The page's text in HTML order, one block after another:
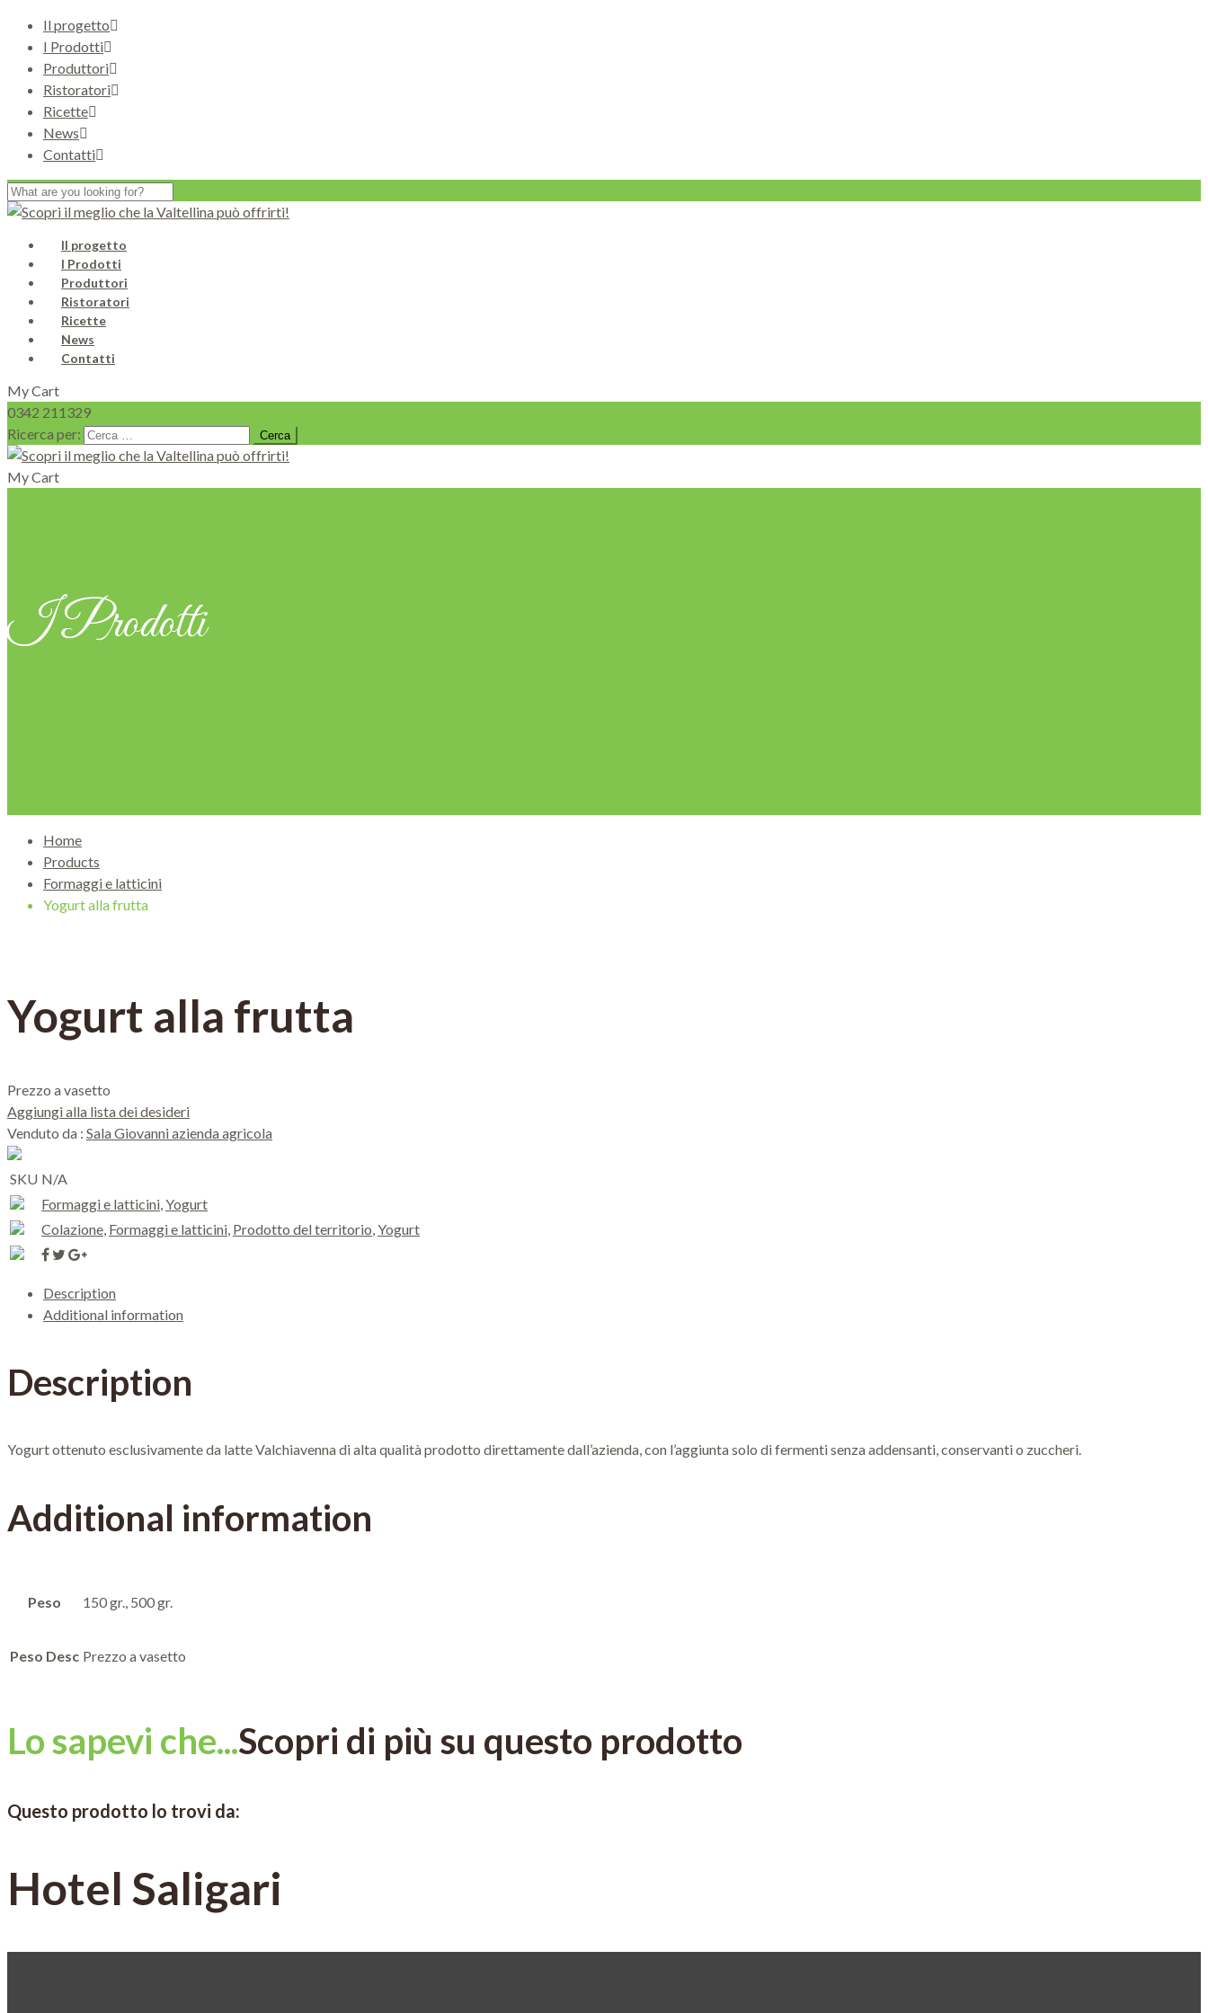
Il progetto
I Prodotti
Produttori
Ristoratori
Ricette
News
Contatti
Il progetto
I Prodotti
Produttori
Ristoratori
Ricette
News
Contatti
My Cart
0342 211329
Ricerca per:
My Cart
I Prodotti
Home
Products
Formaggi e latticini
Yogurt alla frutta
Yogurt alla frutta
Prezzo a vasetto
Aggiungi alla lista dei desideri
Venduto da : Sala Giovanni azienda agricola
SKU N/A
Formaggi e latticini,Yogurt
Colazione, Formaggi e latticini, Prodotto del territorio,Yogurt
Description
Additional information
Description
Yogurt ottenuto esclusivamente da latte Valchiavenna di alta qualità prodotto direttamente dall’azienda, con l’aggiunta solo di fermenti senza addensanti, conservanti o zuccheri.
Additional information
Peso 150 gr., 500 gr.
Peso Desc Prezzo a vasetto
Lo sapevi che...Scopri di più su questo prodotto
Questo prodotto lo trovi da:
Hotel Saligari